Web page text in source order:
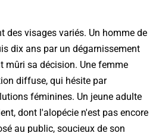
des visages variés. Un homme de
dix ans par un dégarnissement
mûri sa décision. Une femme
diffuse, qui hésite par
féminines. Un jeune adulte
dont l'alopécie n'est pas encore
au public, soucieux de son